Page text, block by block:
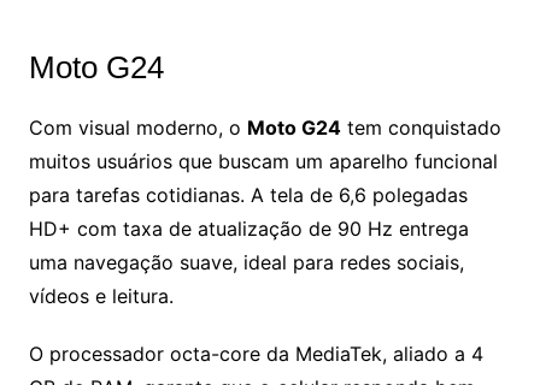
Moto G24
Com visual moderno, o Moto G24tem conquistado
muitos usuários que buscam um aparelho funcional
para tarefas cotidianas. A tela de 6,6 polegadas
HD+ com taxa de atualização de 90 Hz entrega
uma navegação suave, ideal para redes sociais,
vídeos e leitura.
O processador octa-core da MediaTek, aliado a 4